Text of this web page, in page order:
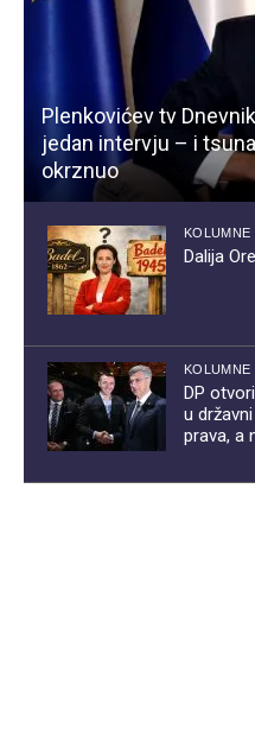
Plenkovićev tv
jedan intervju – i
okrznuo
KOLUMNE
Dalija
KOLUMNE
DP
u
prava, a